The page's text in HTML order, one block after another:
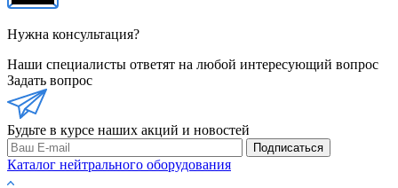
Нужна консультация?
Наши специалисты ответят на любой интересующий вопрос
Задать вопрос
Будьте в курсе наших акций и новостей
Подписаться
Каталог нейтрального оборудования